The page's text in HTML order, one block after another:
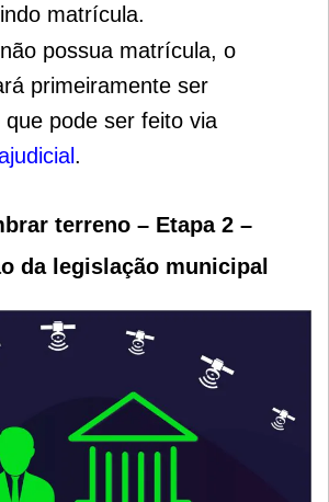
matrícula.
possua matrícula, o
primeiramente ser
pode ser feito via
.
terreno – Etapa 2 –
da legislação municipal